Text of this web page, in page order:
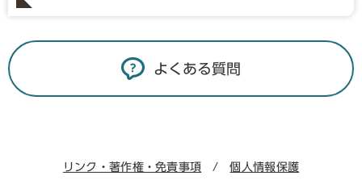
よくある質問
リンク・著作権・免責事項 個人情報保護